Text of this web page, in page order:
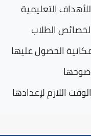
التعليمية
الطلاب
الحصول عليها
اللازم لإعدادها